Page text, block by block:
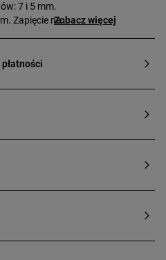
7 i 5 mm.
Zapięcie naZobacz więcej